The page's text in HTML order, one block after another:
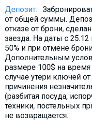
Депозит:
от общей суммы.
отказе от брони,
заезда. На даты с 25.12
50% и при отмене
Дополнительным
размере 100$ на
случае утери ключей
причинения
(разбитая посуда,
техники, постельных
не возвращается.